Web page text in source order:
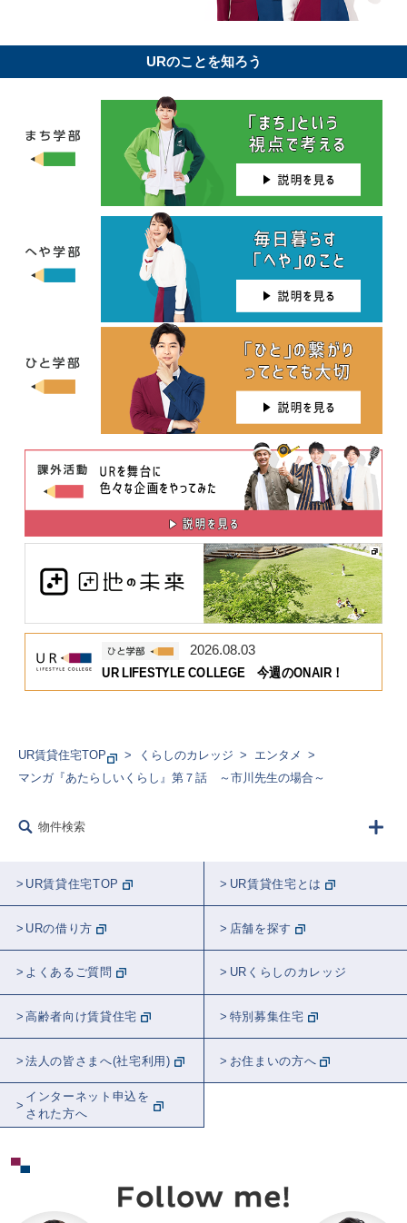
URのことを知ろう
2026.08.03
UR LIFESTYLE COLLEGE 今週のONAIR！
UR賃貸住宅TOP くらしのカレッジ
エンタメ
マンガ『あたらしいくらし』第７話 ～市川先生の場合～
物件検索
UR賃貸住宅TOP UR賃貸住宅とは
URの借り方 店舗を探す
よくあるご質問 URくらしのカレッジ
高齢者向け賃貸住宅 特別募集住宅
法人の皆さまへ(社宅利用) お住まいの方へ
インターネット申込を
された方へ